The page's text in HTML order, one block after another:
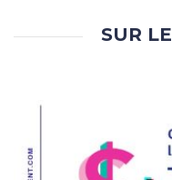
SUR